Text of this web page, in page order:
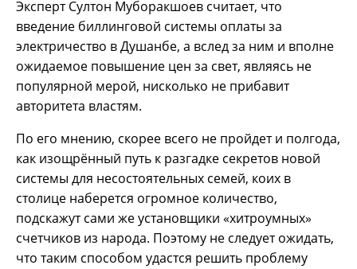
Эксперт Султон Муборакшоев считает, что
введение биллинговой системы оплаты за
электричество в Душанбе, а вслед за ним и вполне
ожидаемое повышение цен за свет, являясь не
популярной мерой, нисколько не прибавит
авторитета властям.
По его мнению, скорее всего не пройдет и полгода,
как изощрённый путь к разгадке секретов новой
системы для несостоятельных семей, коих в
столице наберется огромное количество,
подскажут сами же установщики «хитроумных»
счетчиков из народа. Поэтому не следует ожидать,
что таким способом удастся решить проблему